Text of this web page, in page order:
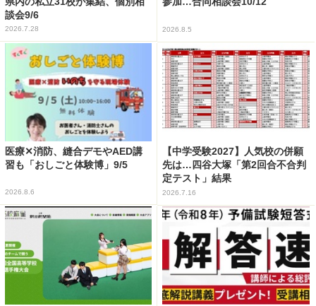
談会9/6
2026.7.28 2026.8.5
医療✕消防、縫合デモやAED講
習も「おしごと体験博」9/5
2026.8.6
【中学受験2027】人気校の併願
先は…四谷大塚「第2回合不合判
定テスト」結果
2026.7.16